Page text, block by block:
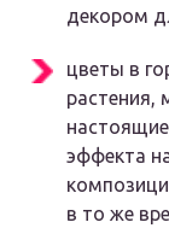
декором
цветы в
растения,
эффекта
в то же